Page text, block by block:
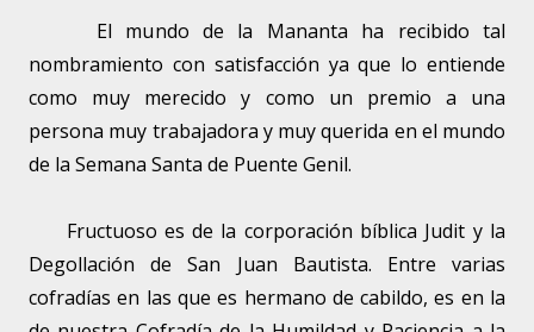
El mundo de la Mananta ha recibido tal
nombramiento con satisfacción ya que lo entiende
como muy merecido y como un premio a una
persona muy trabajadora y muy querida en el mundo
de la Semana Santa de Puente Genil.
Fructuoso es de la corporación bíblica Judit y la
Degollación de San Juan Bautista. Entre varias
cofradías en las que es hermano de cabildo, es en la